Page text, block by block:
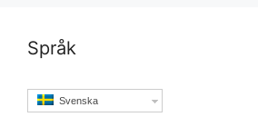
Språk
Svenska